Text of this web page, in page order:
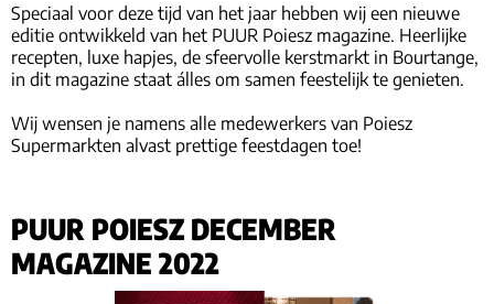
Speciaal voor deze tijd van het jaar hebben wij een nieuwe
editie ontwikkeld van het PUUR Poiesz magazine. Heerlijke
recepten, luxe hapjes, de sfeervolle kerstmarkt in Bourtange,
in dit magazine staat álles om samen feestelijk te genieten.
Wij wensen je namens alle medewerkers van Poiesz
Supermarkten alvast prettige feestdagen toe!
PUUR POIESZ DECEMBER
MAGAZINE 2022